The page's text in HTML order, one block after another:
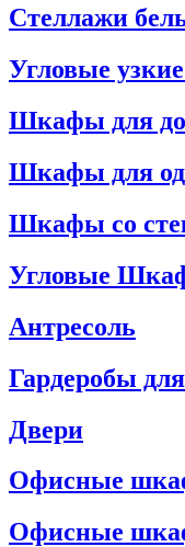
Стеллажи
Угловые
Шкафы для
Шкафы для
Шкафы со
Угловые
Антресоль
Гардеробы
Двери
Офисные
Офисные